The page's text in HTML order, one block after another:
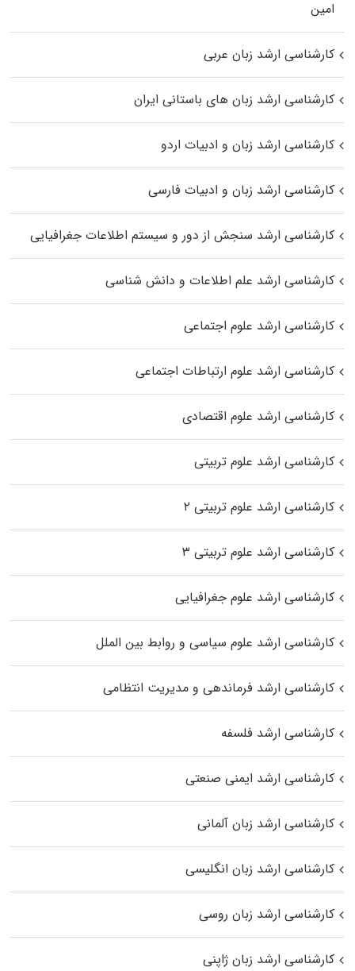
اﻣﻴﻦ
کارشناسی ارشد زبان عربی
کارشناسی ارشد زبان‌ های باستانی ایران
کارشناسی ارشد زبان و ادبیات اردو
کارشناسی ارشد زبان و ادبیات فارسی
کارشناسی ارشد سنجش از دور و سیستم اطلاعات جغرافیایی
کارشناسی ارشد علم اطلاعات و دانش شناسی
کارشناسی ارشد علوم اجتماعی
کارشناسی ارشد علوم ارتباطات اجتماعی
کارشناسی ارشد علوم اقتصادی
کارشناسی ارشد علوم تربیتی
کارشناسی ارشد علوم تربیتی ۲
کارشناسی ارشد علوم تربیتی ۳
کارشناسی ارشد علوم جغرافیایی
کارشناسی ارشد علوم سیاسی و روابط بین الملل
کارشناسی ارشد فرماندهی و مدیریت انتظامی
کارشناسی ارشد فلسفه
کارشناسی ارشد ایمنی صنعتی
کارشناسی ارشد زبان آلمانی
کارشناسی ارشد زبان انگلیسی
کارشناسی ارشد زبان روسی
کارشناسی ارشد زبان ژاپنی